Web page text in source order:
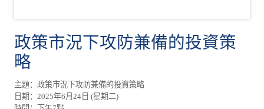
政策市況下攻防兼備的投資策
略
主題：政策市況下攻防兼備的投資策略
日期：2025年6月24日 (星期二)